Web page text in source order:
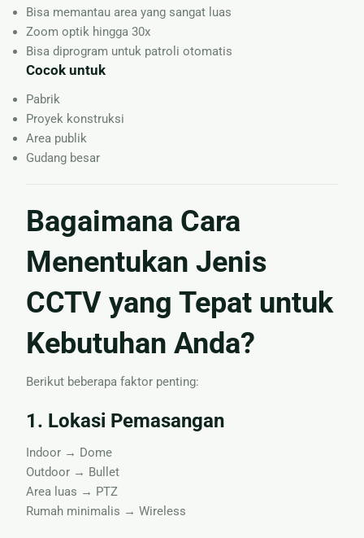
Bisa memantau area yang sangat luas
Zoom optik hingga 30x
Bisa diprogram untuk patroli otomatis
Cocok untuk
Pabrik
Proyek konstruksi
Area publik
Gudang besar
Bagaimana Cara
Menentukan Jenis
CCTV yang Tepat untuk
Kebutuhan Anda?
Berikut beberapa faktor penting:
1. Lokasi Pemasangan
Indoor → Dome
Outdoor → Bullet
Area luas → PTZ
Rumah minimalis → Wireless